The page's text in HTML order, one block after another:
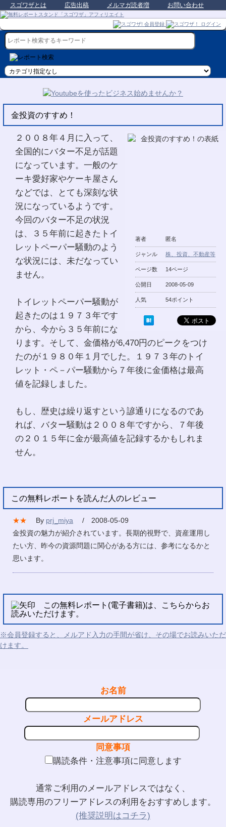
スゴワザとは 広告出稿 メルマガ読者増 お問い合わせ
金投資のすすめ！
著者 匿名
ジャンル 株、投資、不動産等
ページ数 14ページ
公開日 2008-05-09
人気 54ポイント
２００８年４月に入って、
全国的にバター不足が話題
になっています。一般のケ
ーキ愛好家やケーキ屋さん
などでは、とても深刻な状
況になっているようです。
今回のバター不足の状況
は、３５年前に起きたトイ
レットペーパー騒動のよう
な状況には、未だなってい
ません。
トイレットペーパー騒動が
起きたのは１９７３年です
から、今から３５年前にな
ります。そして、金価格が6,470円のピークをつけ
たのが１９８０年１月でした。１９７３年のトイ
レット・ペ－パー騒動から７年後に金価格は最高
値を記録しました。
もし、歴史は繰り返すという諺通りになるのであ
れば、バター騒動は２００８年ですから、７年後
の２０１５年に金が最高値を記録するかもしれま
せん。
この無料レポートを読んだ人のレビュー
★★ By prj_miya
/ 2008-05-09
金投資の魅力が紹介されています。長期的視野で、資産運用し
たい方、昨今の資源問題に関心がある方には、参考になるかと
思います。
この無料レポート(電子書籍)は、こちらからお
読みいただけます。
※会員登録すると、メルアド入力の手間が省け、その場でお読みいただ
けます。
お名前
メールアドレス
同意事項
購読条件・注意事項に同意します
通常ご利用のメールアドレスではなく、
購読専用のフリーアドレスの利用をおすすめします。
(推奨説明はコチラ)